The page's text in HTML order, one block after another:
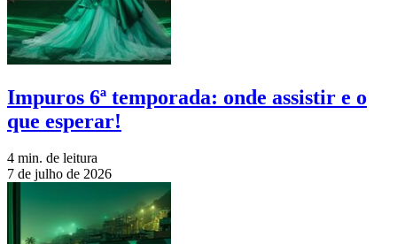
Impuros 6ª temporada: onde assistir e o
que esperar!
4 min. de leitura
7 de julho de 2026